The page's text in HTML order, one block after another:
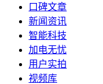
口碑文章
新闻资讯
智能科技
加电无忧
用户实拍
视频库